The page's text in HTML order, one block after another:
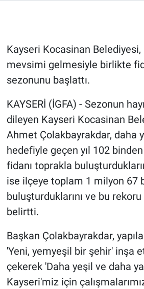
Kayseri Kocasinan
mevsimi gelmesiyle birlikte
sezonunu başlattı.
KAYSERİ (İGFA) - Sezonun
dileyen Kayseri Kocasinan
Ahmet Çolakbayrakdar, daha
hedefiyle geçen yıl 102
fidanı toprakla
ise ilçeye toplam 1 milyon 67
buluşturduklarını ve bu
belirtti.
Başkan Çolakbayrakdar,
'Yeni, yemyeşil bir şehir' inşa
çekerek 'Daha yeşil ve daha
Kayseri'miz için